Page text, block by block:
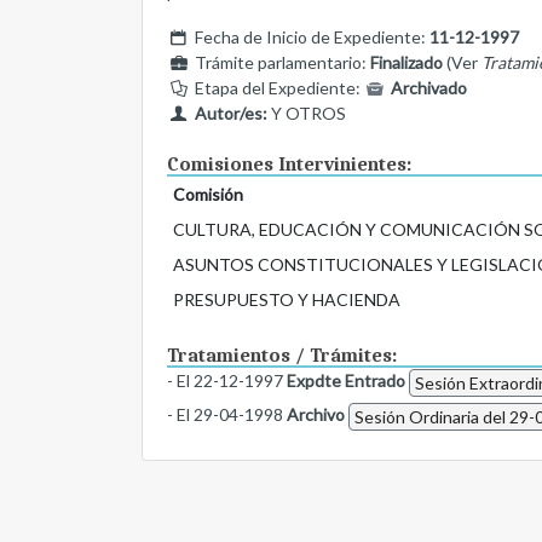
Fecha de Inicio de Expediente: 11-12-1997
Trámite parlamentario: Finalizado(Ver
Etapa del Expediente:
Archivado
Autor/es:Y OTROS
Comisiones Intervinientes:
Comisión
CULTURA, EDUCACIÓN Y COMUNICACIÓN
ASUNTOS CONSTITUCIONALES Y
PRESUPUESTO Y HACIENDA
Tratamientos / Trámites:
- El 22-12-1997 Expdte Entrado Sesión
- El 29-04-1998 Archivo Sesión Ordinaria del 29-